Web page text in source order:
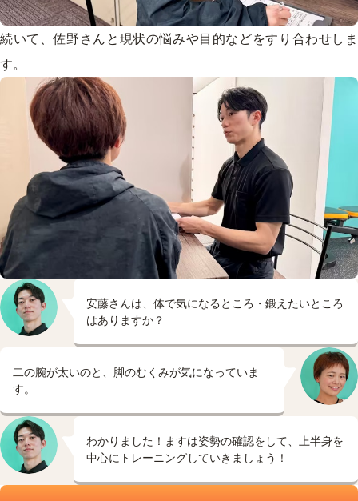
続いて、佐野さんと現状の悩みや目的などをすり合わせしま
す。
安藤さんは、体で気になるところ・鍛えたいところ
はありますか？
二の腕が太いのと、脚のむくみが気になっていま
す。
わかりました！ますは姿勢の確認をして、上半身を
中心にトレーニングしていきましょう！